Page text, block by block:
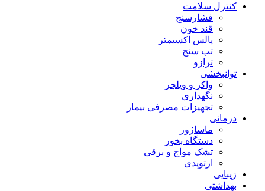
کنترل سلامت
فشارسنج
قند خون
پالس اکسیمتر
تب سنج
ترازو
توانبخشی
واکر و ویلچر
نگهداری
تجهیزات مصرفی بیمار
درمانی
ماساژور
دستگاه بخور
تشک مواج و برقی
ارتوپدی
زیبایی
بهداشتی